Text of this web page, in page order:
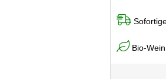
Bio-Wein